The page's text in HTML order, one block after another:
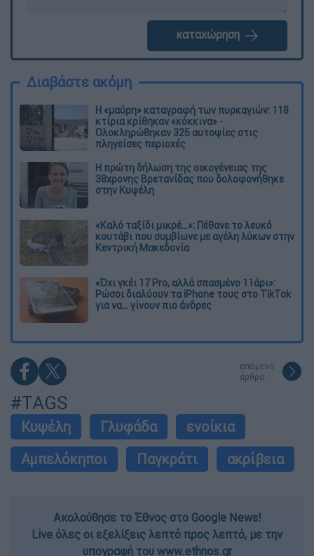
καταχώρηση
Διαβάστε ακόμη
Η «μαύρη» καταγραφή των πυρκαγιών: 118
κτίρια κρίθηκαν «κόκκινα» -
Ολοκληρώθηκαν 325 αυτοψίες στις
πληγείσες περιοχές
Η πρώτη δήλωση της οικογένειας της
38χρονης Βρετανίδας που δολοφονήθηκε
στην Κυψέλη
«Καλό ταξίδι μικρέ...»: Πέθανε το λευκό
κουτάβι που συμβίωνε με αγέλη λύκων στην
Κεντρική Μακεδονία
«Όχι γκέι 17 Pro, αλλά σπασμένο 11άρι»:
Ρώσοι διαλύουν τα iPhone τους στο TikTok
για να... γίνουν πιο άνδρες
επόμενο
άρθρο
#TAGS
Κυψέλη Γλυφάδα
ενοίκια
Αμπελόκηποι
Παγκράτι ακρίβεια
Ακολούθησε το Έθνος στο Google News!
Live όλες οι εξελίξεις λεπτό προς λεπτό, με την
υπογραφή του www.ethnos.gr